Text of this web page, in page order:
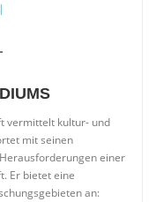
vermittelt kultur- und
mit seinen
einer
Er bietet eine
an: